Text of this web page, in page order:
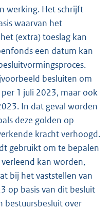
werking. Het schrijft
waarvan het
(extra) toeslag kan
een datum kan
besluiten om
1 juli 2023, maar ook
In dat geval worden
deze golden op
kracht verhoogd.
gebruikt om te bepalen
kan worden,
bij het vaststellen van
op basis van dit besluit
bestuursbesluit over